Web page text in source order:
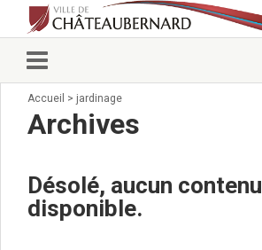
Vie municipale
Élus
Prendre rendez-vous
Arrêtés du Maire
Accueil > jardinage
Archives
Désolé, aucun contenu
disponible.